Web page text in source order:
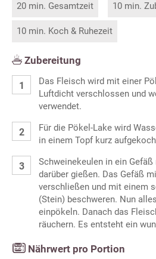
20 min. Gesamtzeit 10 min.
10 min. Koch & Ruhezeit
Zubereitung
Das Fleisch wird mit einer
Luftdicht verschlossen und
verwendet.
Für die Pökel-Lake wird
in einem Topf kurz
Schweinekeulen in ein
darüber gießen. Das Gefäß
verschließen und mit einem
(Stein) beschweren. Nun
einpökeln. Danach das
räuchern. Es entsteht ein
Nährwert pro Portion